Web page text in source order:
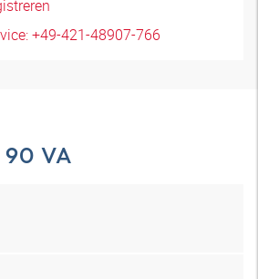
+49-421-48907-766
90 VA